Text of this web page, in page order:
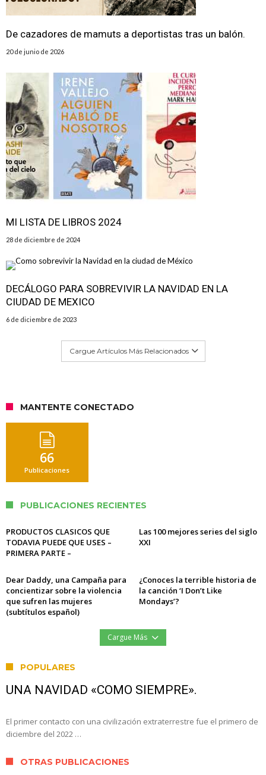
De cazadores de mamuts a deportistas tras un balón.
20 de junio de 2026
MI LISTA DE LIBROS 2024
28 de diciembre de 2024
DECÁLOGO PARA SOBREVIVIR LA NAVIDAD EN LA
CIUDAD DE MEXICO
6 de diciembre de 2023
Cargue Artículos Más Relacionados
MANTENTE CONECTADO
66
Publicaciones
PUBLICACIONES RECIENTES
PRODUCTOS CLASICOS QUE
TODAVIA PUEDE QUE USES –
PRIMERA PARTE –
Las 100 mejores series del siglo
XXI
Dear Daddy, una Campaña para
concientizar sobre la violencia
que sufren las mujeres
(subtítulos español)
¿Conoces la terrible historia de
la canción ‘I Don’t Like
Mondays’?
Cargue Más
POPULARES
UNA NAVIDAD «COMO SIEMPRE».
El primer contacto con una civilización extraterrestre fue el primero de
diciembre del 2022 …
OTRAS PUBLICACIONES